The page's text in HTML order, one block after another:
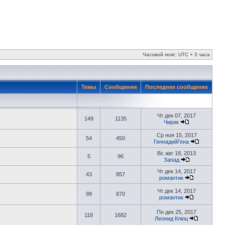
Часовой пояс: UTC + 3 часа
Темы Сообщения Последнее сообщение
149 1135
Чт дек 07, 2017
Чирик
54 450
Ср ноя 15, 2017
ГеннадийГена
5 96
Вс авг 18, 2013
Запад
43 857
Чт дек 14, 2017
романтик
99 870
Чт дек 14, 2017
романтик
118 1682
Пн дек 25, 2017
Леонид Клюц